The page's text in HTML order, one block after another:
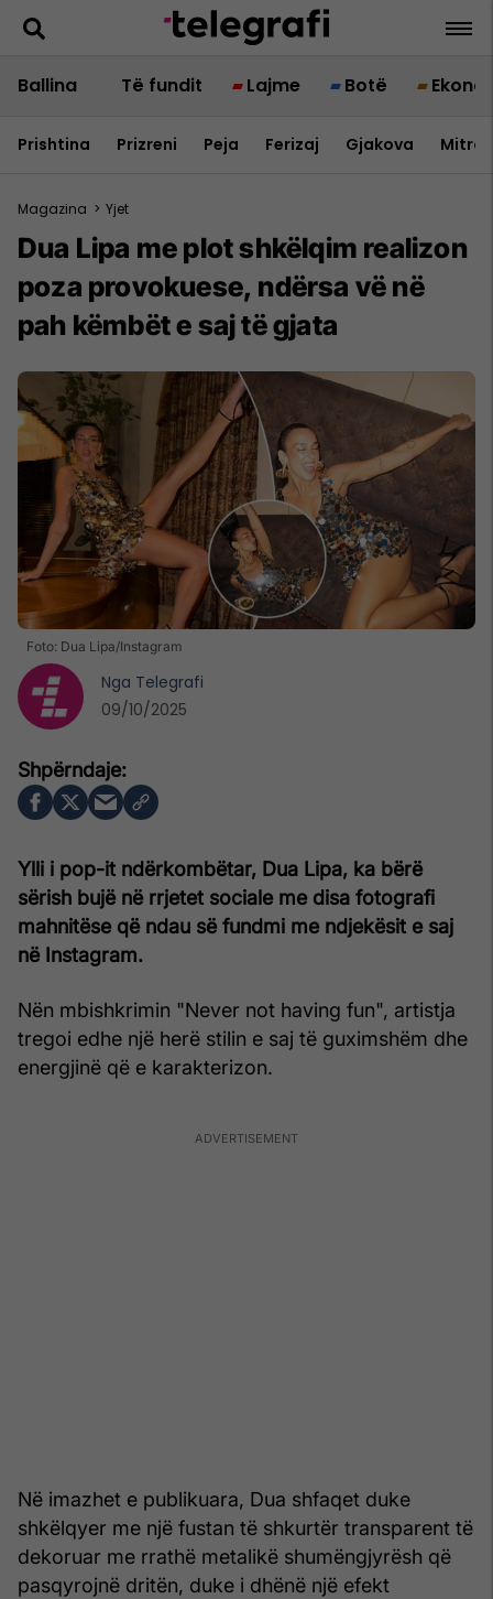
Ballina Të fundit Lajme Botë
Prishtina Prizreni Peja Ferizaj Gjakova
Magazina > Yjet
Dua Lipa me plot shkëlqim realizon
poza provokuese, ndërsa vë në
pah këmbët e saj të gjata
Foto: Dua Lipa/Instagram
Ylli i pop-it ndërkombëtar, Dua Lipa, ka bërë
sërish bujë në rrjetet sociale me disa fotografi
mahnitëse që ndau së fundmi me ndjekësit e saj
në Instagram.
Nën mbishkrimin "Never not having fun", artistja
tregoi edhe një herë stilin e saj të guximshëm dhe
energjinë që e karakterizon.
Në imazhet e publikuara, Dua shfaqet duke
shkëlqyer me një fustan të shkurtër transparent të
dekoruar me rrathë metalikë shumëngjyrësh që
pasqyrojnë dritën, duke i dhënë një efekt
Nga Telegrafi
09/10/2025